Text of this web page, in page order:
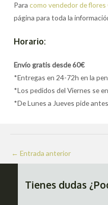
Paracomo vendedor de flores
página para toda la
Horario:
Envío gratis desde 60€
*Entregas en 24-72h en la
*Los pedidos del Viernes se
*De Lunes a Jueves pide
Navegación
de
← Entrada anterior
Tienes dudas